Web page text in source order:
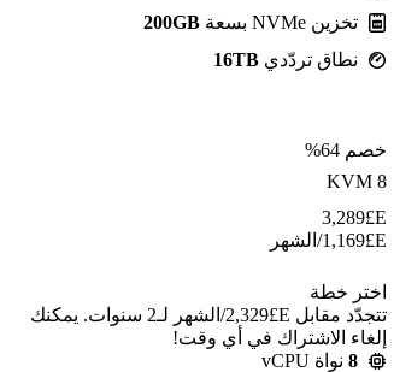
تخزين NVMe بسعة
200GB
نطاق تردّدي 16TB
خصم 64%
KVM 8
E£
3,289
E£
1,169/الشهر
اختر خطة
تتجدّد مقابل E£⁦2,329⁩/الشهر لـ2 سنوات. يمكنك
إلغاء الاشتراك في أي وقت!
8 نواة vCPU